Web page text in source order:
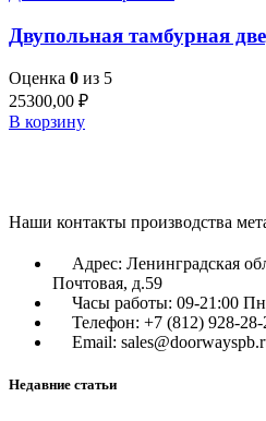
Двупольная тамбурная
Оценка 0 из 5
25300,00 ₽
В корзину
Наши контакты производства
Адрес: Ленинградская
Почтовая, д.59
Часы работы: 09-21:00
Телефон: +7 (812) 928-28-
Email:
Недавние статьи